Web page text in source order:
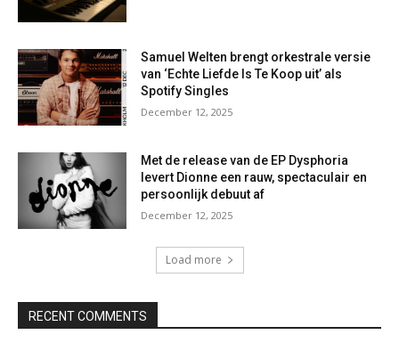
Samuel Welten brengt orkestrale versie
van ‘Echte Liefde Is Te Koop uit’ als
Spotify Singles
December 12, 2025
Met de release van de EP Dysphoria
levert Dionne een rauw, spectaculair en
persoonlijk debuut af
December 12, 2025
Load more
RECENT COMMENTS